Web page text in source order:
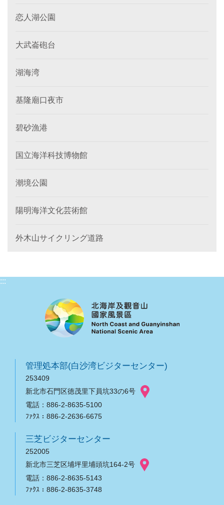
恋人湖公園
大武崙砲台
湖海湾
基隆廟口夜市
碧砂漁港
国立海洋科技博物館
潮境公園
陽明海洋文化芸術館
外木山サイクリング道路
:::
管理処本部(白沙湾ビジターセンター)
253409
新北市石門区徳茂里下員坑33の6号
電話：886-2-8635-5100
ﾌｧｸｽ：886-2-2636-6675
三芝ビジターセンター
252005
新北市三芝区埔坪里埔頭坑164-2号
電話：886-2-8635-5143
ﾌｧｸｽ：886-2-8635-3748